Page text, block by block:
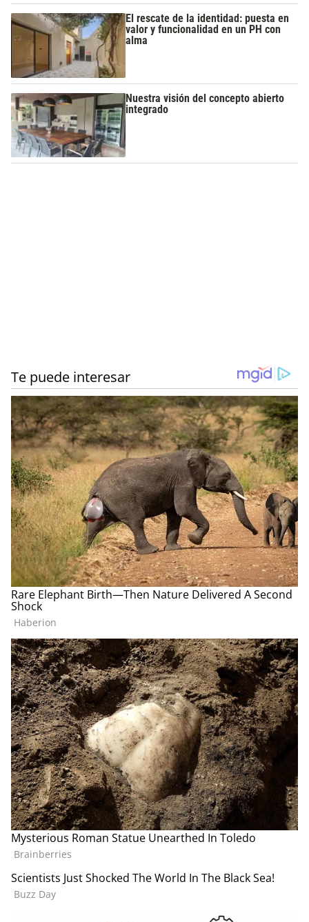
El rescate de la identidad: puesta en
valor y funcionalidad en un PH con
alma
Nuestra visión del concepto abierto
integrado